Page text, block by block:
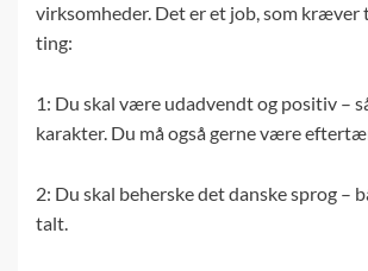
virksomheder. Det er et job, som kræver
ting:
1: Du skal være udadvendt og positiv –
karakter. Du må også gerne være
2: Du skal beherske det danske sprog –
talt.